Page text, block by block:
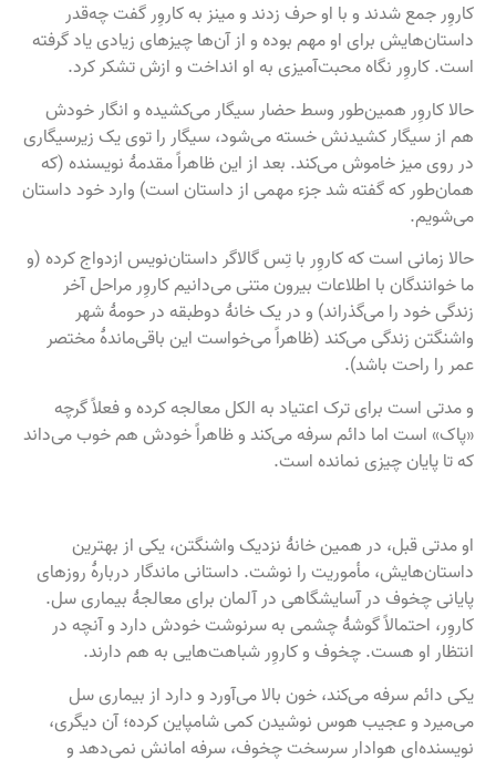
کاروِر جمع شدند و با او حرف زدند و مینز به کاروِر گفت چه‌قدر
داستان‌هایش برای او مهم بوده و از آن‌ها چیزهای زیادی یاد گرفته
است. کاروِر نگاه محبت‌آمیزی به او انداخت و ازش تشکر کرد.
حالا کاروِر همین‌طور وسط حضار سیگار می‌کشیده و انگار خودش
هم از سیگار کشیدنش خسته می‌شود، سیگار را توی یک زیرسیگاری
در روی میز خاموش می‌کند. بعد از این ظاهراً مقدمهٔ نویسنده (که
همان‌طور که گفته شد جزء مهمی از داستان است) وارد خود داستان
می‌شویم.
حالا زمانی است که کاروِر با تِس ‌گالاگر داستان‌نویس ازدواج کرده (و
ما خوانندگان با اطلاعات بیرون متنی می‌دانیم کاروِر مراحل آخر
زندگی خود را می‌گذراند) و در یک خانهٔ دوطبقه در حومهٔ شهر
واشنگتن زندگی می‌کند (ظاهراً می‌خواست این باقی‌ماندهٔ مختصر
عمر را راحت باشد).
و مدتی است برای ترک اعتیاد به الکل معالجه کرده و فعلاً گرچه
«پاک» است اما دائم سرفه می‌کند و ظاهراً خودش هم خوب می‌داند
که تا پایان چیزی نمانده است.
او مدتی قبل، در همین خانهٔ نزدیک واشنگتن، یکی از بهترین
داستان‌هایش، مأموریت را نوشت. داستانی ماندگار دربارهٔ روزهای
پایانی چخوف در آسایشگاهی در آلمان برای معالجهٔ بیماری سل.
کاروِر، احتمالاً گوشهٔ چشمی به سرنوشت خودش دارد و آنچه در
انتظار او هست. چخوف و کاروِر شباهت‌هایی به هم دارند.
یکی دائم سرفه می‌کند، خون بالا می‌آورد و دارد از بیماری سل
می‌میرد و عجیب هوس نوشیدن کمی شامپاین کرده؛ آن دیگری،
نویسنده‌ای هوادار سرسخت چخوف، سرفه امانش نمی‌دهد و